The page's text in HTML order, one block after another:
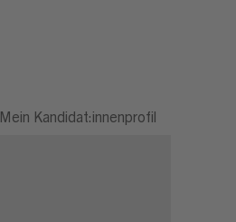
Mein Kandidat:innenprofil